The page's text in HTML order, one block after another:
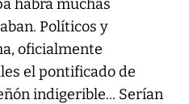
habrá muchas
Políticos y
oficialmente
el pontificado de
indigerible... Serían